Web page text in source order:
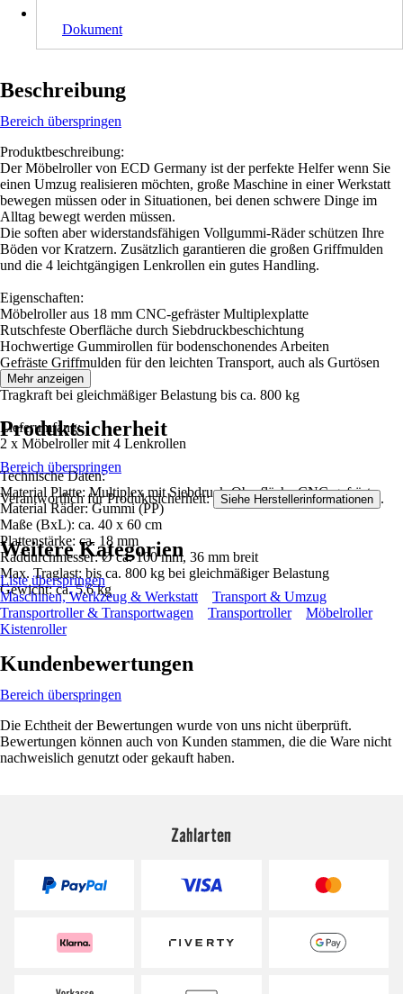
Dokument
Beschreibung
Bereich überspringen
Produktbeschreibung:
Der Möbelroller von ECD Germany ist der perfekte Helfer wenn Sie
einen Umzug realisieren möchten, große Maschine in einer Werkstatt
bewegen müssen oder in Situationen, bei denen schwere Dinge im
Alltag bewegt werden müssen.
Die soften aber widerstandsfähigen Vollgummi-Räder schützen Ihre
Böden vor Kratzern. Zusätzlich garantieren die großen Griffmulden
und die 4 leichtgängigen Lenkrollen ein gutes Handling.
Eigenschaften:
Möbelroller aus 18 mm CNC-gefräster Multiplexplatte
Rutschfeste Oberfläche durch Siebdruckbeschichtung
Hochwertige Gummirollen für bodenschonendes Arbeiten
Gefräste Griffmulden für den leichten Transport, auch als Gurtösen
nutzbar
Tragkraft bei gleichmäßiger Belastung bis ca. 800 kg
Lieferumfang:
2 x Möbelroller mit 4 Lenkrollen
Technische Daten:
Material Platte: Multiplex mit Siebdruck-Oberfläche CNC-gefräst
Material Räder: Gummi (PP)
Maße (BxL): ca. 40 x 60 cm
Plattenstärke: ca. 18 mm
Raddurchmesser: Ø ca. 100 mm, 36 mm breit
Max. Traglast: bis ca. 800 kg bei gleichmäßiger Belastung
Gewicht: ca. 5,6 kg
Mehr anzeigen
Produktsicherheit
Bereich überspringen
Verantwortlich für Produktsicherheit: Siehe Herstellerinformationen .
Weitere Kategorien
Liste überspringen
Maschinen, Werkzeug & Werkstatt
Transport & Umzug
Transportroller & Transportwagen
Transportroller
Möbelroller
Kistenroller
Kundenbewertungen
Bereich überspringen
Die Echtheit der Bewertungen wurde von uns nicht überprüft.
Bewertungen können auch von Kunden stammen, die die Ware nicht
nachweislich genutzt oder gekauft haben.
Zahlarten